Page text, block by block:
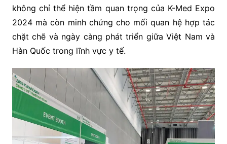
không chỉ thể hiện tầm quan trọng của K-Med Expo
2024 mà còn minh chứng cho mối quan hệ hợp tác
chặt chẽ và ngày càng phát triển giữa Việt Nam và
Hàn Quốc trong lĩnh vực y tế.